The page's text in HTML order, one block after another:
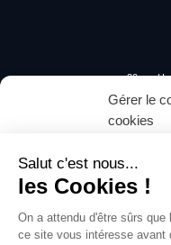
Gérer le
cookies
Pour offrir les meilleures
telles que les cookies pour
appareils. Le fait de consentir
des données telles que le
sur ce site. Le fait de ne pas
avoir un effet négatif sur
20 rue